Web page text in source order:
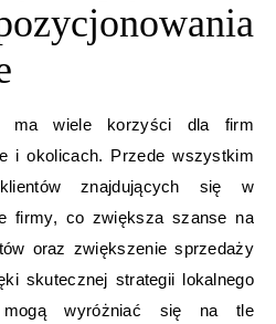
ma wiele korzyści dla firm
i okolicach. Przede wszystkim
znajdujących się w
firmy, co zwiększa szanse na
oraz zwiększenie sprzedaży
skutecznej strategii lokalnego
mogą wyróżniać się na tle